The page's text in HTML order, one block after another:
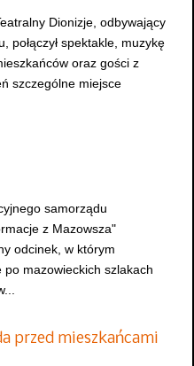
Dionizje, odbywający
połączył spektakle, muzykę
oraz gości z
szczególne miejsce
samorządu
z Mazowsza"
odcinek, w którym
mazowieckich szlakach
przed mieszkańcami